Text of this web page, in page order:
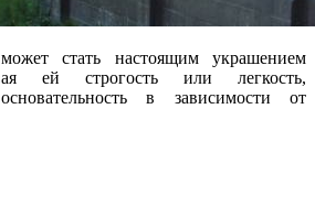
стать настоящим украшением
ей строгость или легкость,
в зависимости от